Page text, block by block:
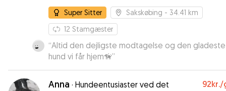
Super Sitter Sakskøbing - 34.41 km
12 Stamgæster
“Altid den dejligste modtagelse og den gladeste
hund vi får hjem🦮”
Anna · Hundeentusiaster ved det
92kr./